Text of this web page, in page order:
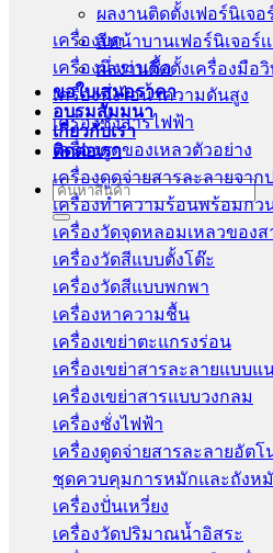
ผลงานติดตั้งเฟอร์นิเจอร์
สีหน้าบานเฟอร์นิเจอร์เ
ผลงานติดตั้งเครื่องมือ
ขอใบเสนอราคา
อบรมสัมมนา
เกี่ยวกับเรา
ติดต่อเรา
Search
for:
เครื่องบด
เครื่องนึ่งฆ่าเชื้อ
เครื่องนึ่งไอน้ำความดันสูง
เครื่องชั่งสารไฟฟ้า
เครื่องดูดของเหลวตัวอย่าง
เครื่องดูดจ่ายสารละลายจาก
เครื่องทำความร้อนพร้อมกว
เครื่องวัดจุดหลอมเหลวของส
เครื่องวัดสีแบบตั้งโต๊ะ
เครื่องวัดสีแบบพกพา
เครื่องหาความชื้น
เครื่องเขย่าตะแกรงร่อน
เครื่องเขย่าสารละลายแบบแ
เครื่องเขย่าสารแบบวงกลม
เครื่องชั่งไฟฟ้า
เครื่องดูดจ่ายสารละลายอัตโ
ชุดควบคุมการหมักและถังห
เครื่องปั่นเหวี่ยง
เครื่องวัดปริมาณน้ำอิสระ